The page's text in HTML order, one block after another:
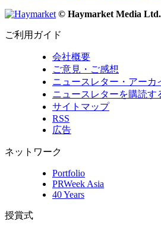
© Haymarket Media Ltd.
ご利用ガイド
会社概要
ご意見・ご感想
ニュースレター・アーカ
ニュースレターを購読す
サイトマップ
RSS
広告
ネットワーク
Portfolio
PRWeek Asia
40 Years
授賞式